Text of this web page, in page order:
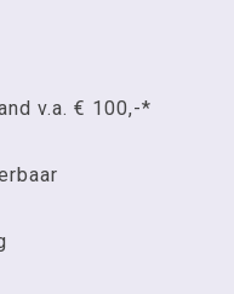
v.a. € 100,-*